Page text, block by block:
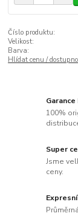
Číslo produktu:
Velikost:
Barva:
Hlídat cenu /
100%
Super
Jsme
ceny.